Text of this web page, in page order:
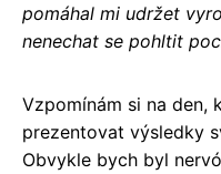
pomáhal mi udržet
nenechat se pohltit
Vzpomínám si na den,
prezentovat výsledky
Obvykle bych byl